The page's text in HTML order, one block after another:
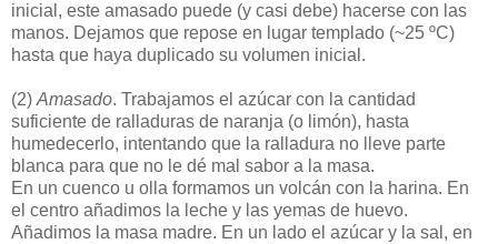
inicial, este amasado puede (y casi debe) hacerse con las
manos. Dejamos que repose en lugar templado (~25 ºC)
hasta que haya duplicado su volumen inicial.
(2) Amasado. Trabajamos el azúcar con la cantidad
suficiente de ralladuras de naranja (o limón), hasta
humedecerlo, intentando que la ralladura no lleve parte
blanca para que no le dé mal sabor a la masa.
En un cuenco u olla formamos un volcán con la harina. En
el centro añadimos la leche y las yemas de huevo.
Añadimos la masa madre. En un lado el azúcar y la sal, en